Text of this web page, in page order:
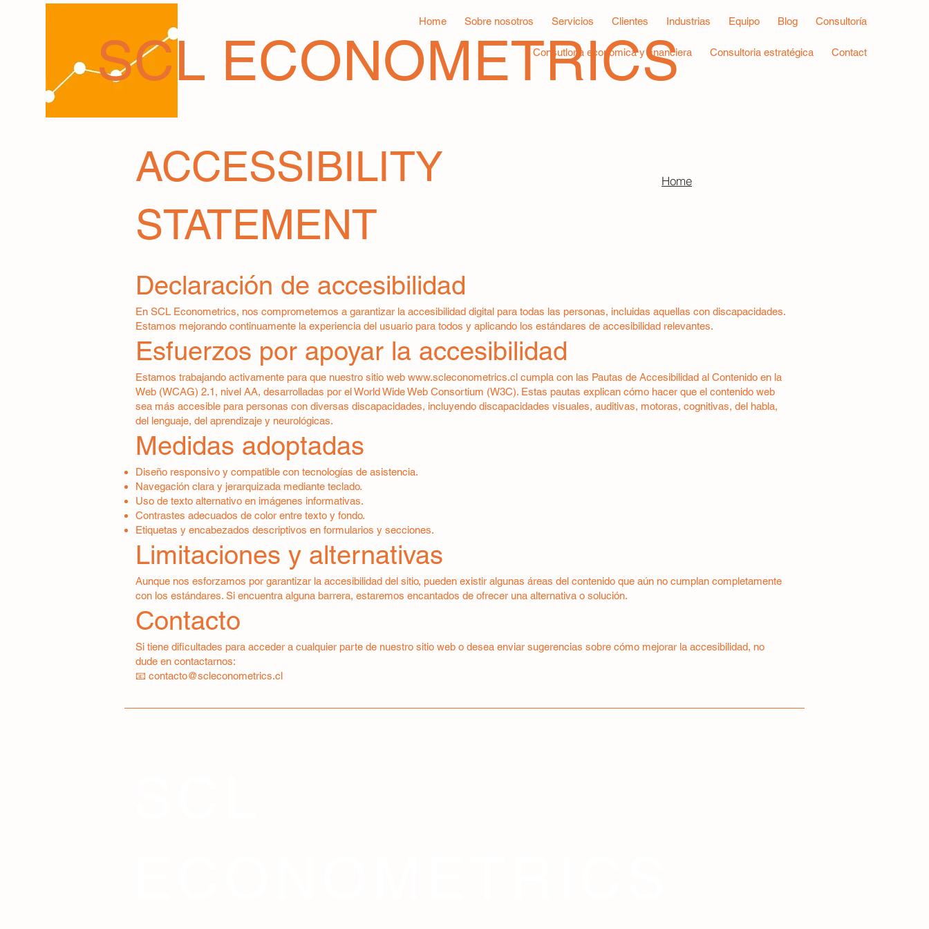
Home Sobre nosotros Servicios Clientes Industrias Equipo Blog Consultoría
Consutloría económica y financiera Consultoria estratégica Contact
SCL ECONOMETRICS
​ACCESSIBILITY
STATEMENT
Home
Declaración de accesibilidad
En SCL Econometrics, nos comprometemos a garantizar la accesibilidad digital para todas las personas, incluidas aquellas con discapacidades.
Estamos mejorando continuamente la experiencia del usuario para todos y aplicando los estándares de accesibilidad relevantes.
Esfuerzos por apoyar la accesibilidad
Estamos trabajando activamente para que nuestro sitio web www.scleconometrics.cl cumpla con las Pautas de Accesibilidad al Contenido en la
Web (WCAG) 2.1, nivel AA, desarrolladas por el World Wide Web Consortium (W3C). Estas pautas explican cómo hacer que el contenido web
sea más accesible para personas con diversas discapacidades, incluyendo discapacidades visuales, auditivas, motoras, cognitivas, del habla,
del lenguaje, del aprendizaje y neurológicas.
Medidas adoptadas
Diseño responsivo y compatible con tecnologías de asistencia.
Navegación clara y jerarquizada mediante teclado.
Uso de texto alternativo en imágenes informativas.
Contrastes adecuados de color entre texto y fondo.
Etiquetas y encabezados descriptivos en formularios y secciones.
Limitaciones y alternativas
Aunque nos esforzamos por garantizar la accesibilidad del sitio, pueden existir algunas áreas del contenido que aún no cumplan completamente
con los estándares. Si encuentra alguna barrera, estaremos encantados de ofrecer una alternativa o solución.
Contacto
Si tiene dificultades para acceder a cualquier parte de nuestro sitio web o desea enviar sugerencias sobre cómo mejorar la accesibilidad, no
dude en contactarnos:
📧 contacto@scleconometrics.cl